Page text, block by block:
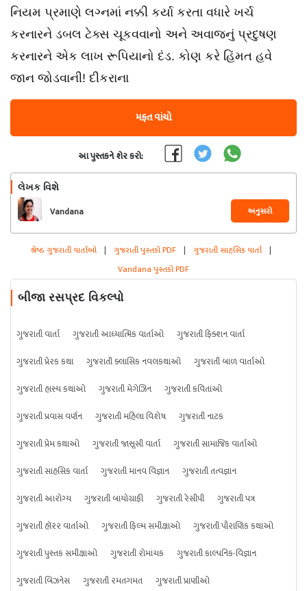
નિયમ પ્રમાણે લગ્નમાં નક્કી કર્યા કરતા વધારે ખર્ચ
કરનારને ડબલ ટેક્સ ચૂકવવાનો અને અવાજનું પ્રદુષણ
કરનારને એક લાખ રૂપિયાનો દંડ. કોણ કરે હિંમત હવે
જાન જોડવાની! દીકરાના
મફત વાંચો
આ પુસ્તકને શેર કરો:
લેખક વિશે
Vandana અનુસરો
શ્રેષ્ઠ ગુજરાતી વાર્તાઓ | ગુજરાતી પુસ્તકો PDF | ગુજરાતી સાહસિક વાર્તા |
Vandana પુસ્તકો PDF
બીજા રસપ્રદ વિકલ્પો
ગુજરાતી વાર્તા ગુજરાતી આધ્યાત્મિક વાર્તાઓ
ગુજરાતી ફિક્શન વાર્તા
ગુજરાતી પ્રેરક કથા
ગુજરાતી ક્લાસિક નવલકથાઓ
ગુજરાતી બાળ વાર્તાઓ
ગુજરાતી હાસ્ય કથાઓ
ગુજરાતી મેગેઝિન
ગુજરાતી કવિતાઓ
ગુજરાતી પ્રવાસ વર્ણન
ગુજરાતી મહિલા વિશેષ
ગુજરાતી નાટક
ગુજરાતી પ્રેમ કથાઓ
ગુજરાતી જાસૂસી વાર્તા
ગુજરાતી સામાજિક વાર્તાઓ
ગુજરાતી સાહસિક વાર્તા
ગુજરાતી માનવ વિજ્ઞાન
ગુજરાતી તત્વજ્ઞાન
ગુજરાતી આરોગ્ય
ગુજરાતી બાયોગ્રાફી ગુજરાતી રેસીપી
ગુજરાતી પત્ર
ગુજરાતી હૉરર વાર્તાઓ
ગુજરાતી ફિલ્મ સમીક્ષાઓ
ગુજરાતી પૌરાણિક કથાઓ
ગુજરાતી પુસ્તક સમીક્ષાઓ
ગુજરાતી રોમાંચક
ગુજરાતી કાલ્પનિક-વિજ્ઞાન
ગુજરાતી બિઝનેસ
ગુજરાતી રમતગમત ગુજરાતી પ્રાણીઓ